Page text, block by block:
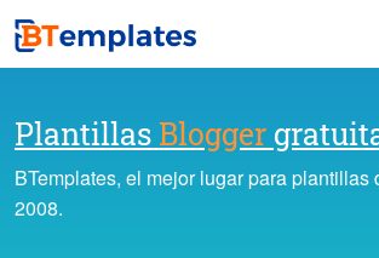
Plantillas Blogger
BTemplates, el mejor lugar para plantillas
2008.